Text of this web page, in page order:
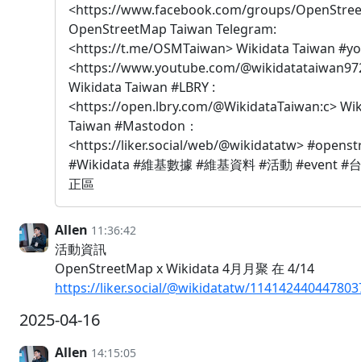
<https://www.facebook.com/groups/
OpenStreetMap Taiwan Telegram:
<https://t.me/OSMTaiwan> Wikidata Taiwan
<https://www.youtube.com/
Wikidata Taiwan #LBRY :
<https://open.lbry.com/@WikidataTaiwan:c>
Taiwan #Mastodon：
<https://liker.social/web/@wikidatatw>
#Wikidata #維基數據 #維基資料 #活動 #event #
正區
Allen 11:36:42
活動資訊
OpenStreetMap x Wikidata 4月月聚 在 4/14
https://liker.social/@wikidatatw/
2025-04-16
Allen 14:15:05